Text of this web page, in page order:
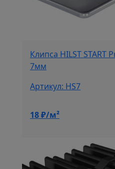
Клипса HILST START
7мм
Артикул: HS7
18₽/м²